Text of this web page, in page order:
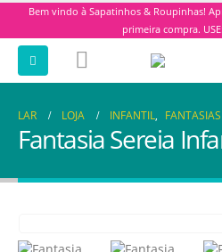
Bem vindo à Sapatinhos & Roupinhas!
primeira compra.
LAR LOJA INFANTIL, FANTASIAS
Fantasia Sereia